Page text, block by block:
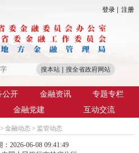
登录 注册
公开 金融资讯
专题专栏
金融党建 互动交流
金融动态 > 监管动态
：2026-06-08 09:41:49